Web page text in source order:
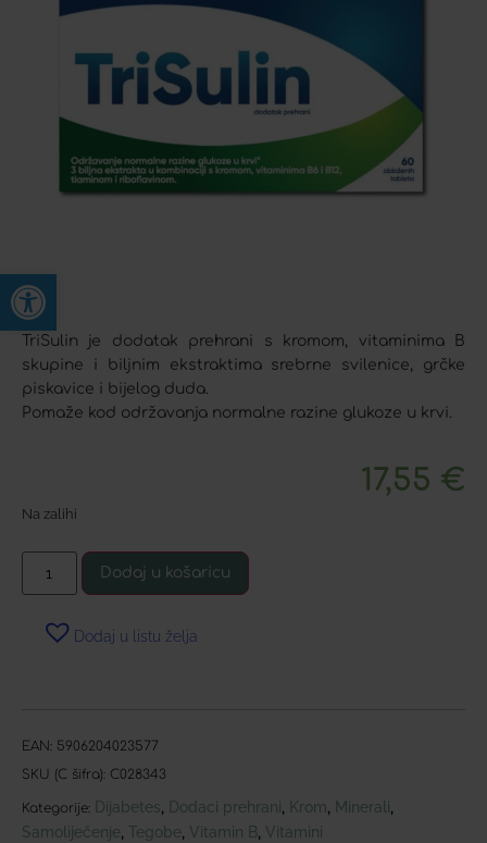
Open toolbar
TriSulin je dodatak prehrani s kromom, vitaminima B
skupine i biljnim ekstraktima srebrne svilenice, grčke
piskavice i bijelog duda.
Pomaže kod održavanja normalne razine glukoze u krvi.
17,55 €
Na zalihi
Dodaj u košaricu
Dodaj u listu želja
EAN: 5906204023577
SKU (C šifra): C028343
Kategorije: Dijabetes Dodaci prehrani Krom Minerali
Samoliječenje Tegobe Vitamin B Vitamini